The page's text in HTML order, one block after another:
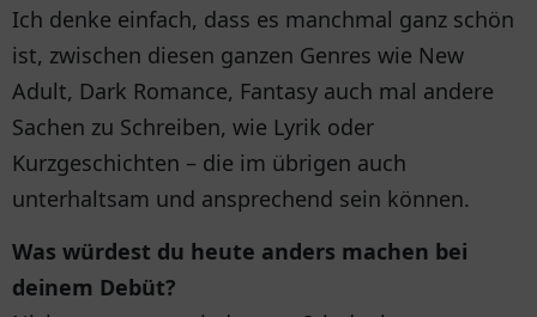
Ich denke einfach, dass es manchmal ganz schön
ist, zwischen diesen ganzen Genres wie New
Adult, Dark Romance, Fantasy auch mal andere
Sachen zu Schreiben, wie Lyrik oder
Kurzgeschichten – die im übrigen auch
unterhaltsam und ansprechend sein können.
Was würdest du heute anders machen bei
deinem Debüt?